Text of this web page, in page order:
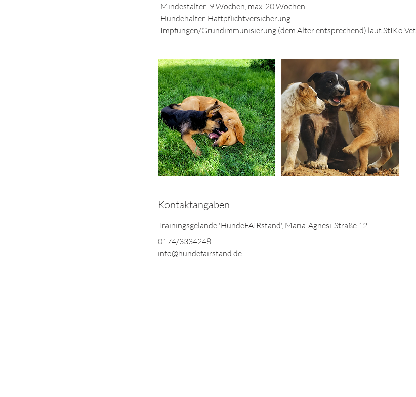
-Mindestalter: 9 Wochen, max. 20 Wochen
-Hundehalter-Haftpflichtversicherung
-Impfungen/Grundimmunisierung (dem Alter entsprechend) laut StIKo Vet​​
Kontaktangaben
Trainingsgelände 'HundeFAIRstand', Maria-Agnesi-Straße 12
0174/3334248
info@hundefairstand.de